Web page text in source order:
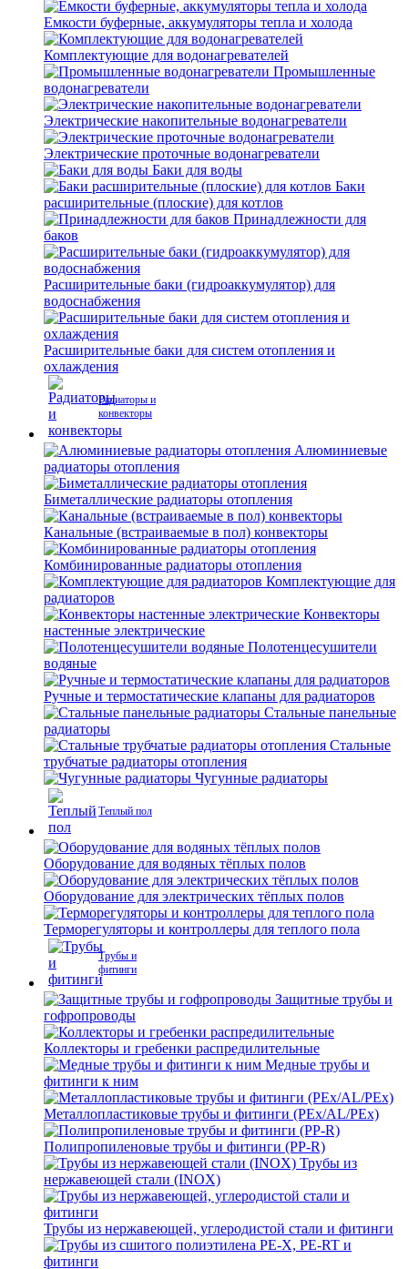
Емкости буферные, аккумуляторы тепла и холода
Комплектующие для водонагревателей
Промышленные
водонагреватели
Электрические накопительные водонагреватели
Электрические проточные водонагреватели
Баки для воды
Баки
расширительные (плоские) для котлов
Принадлежности для
баков
Расширительные баки (гидроаккумулятор) для
водоснабжения
Расширительные баки для систем отопления и
охлаждения
Радиаторы и
конвекторы
Алюминиевые
радиаторы отопления
Биметаллические радиаторы отопления
Канальные (встраиваемые в пол) конвекторы
Комбинированные радиаторы отопления
Комплектующие для
радиаторов
Конвекторы
настенные электрические
Полотенцесушители
водяные
Ручные и термостатические клапаны для радиаторов
Стальные панельные
радиаторы
Стальные
трубчатые радиаторы отопления
Чугунные радиаторы
Теплый пол
Оборудование для водяных тёплых полов
Оборудование для электрических тёплых полов
Терморегуляторы и контроллеры для теплого пола
Трубы и
фитинги
Защитные трубы и
гофропроводы
Коллекторы и гребенки распредилительные
Медные трубы и
фитинги к ним
Металлопластиковые трубы и фитинги (PEx/AL/PEx)
Полипропиленовые трубы и фитинги (PP-R)
Трубы из
нержавеющей стали (INOX)
Трубы из нержавеющей, углеродистой стали и фитинги